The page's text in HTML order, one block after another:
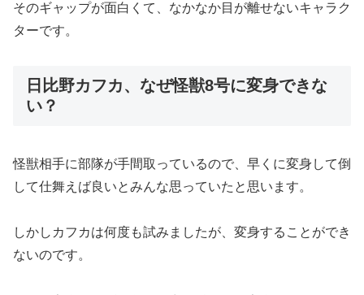
そのギャップが面白くて、なかなか目が離せないキャラク
ターです。
日比野カフカ、なぜ怪獣8号に変身できな
い？
怪獣相手に部隊が手間取っているので、早くに変身して倒
して仕舞えば良いとみんな思っていたと思います。
しかしカフカは何度も試みましたが、変身することができ
ないのです。